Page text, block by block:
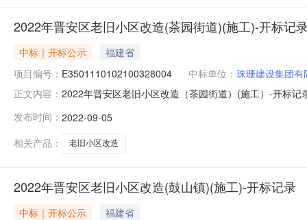
2022年晋安区老旧小区改造(茶园街道)(施工)-开标记
中标｜开标公示
福建省
项目编号： E3501110102100328004 中标单位： 珠珊建设集团有
正文内容： 2022年晋安区老旧小区改造（茶园街道）(施工）-开标
区老旧小区改造（茶园街道）(施工）标段施工开标记录
发布时间： 2022-09-05
相关产品：
老旧小区改造
2022年晋安区老旧小区改造(鼓山镇)(施工)-开标记录
中标｜开标公示
福建省